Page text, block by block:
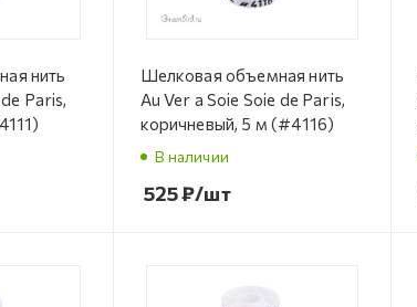
нить
Paris,
Шелковая объемная нить
Au Ver a Soie Soie de Paris,
коричневый, 5 м (#4116)
В наличии
525₽/шт